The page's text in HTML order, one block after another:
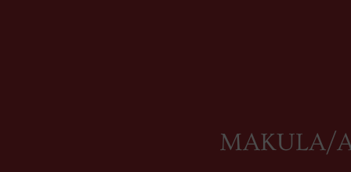
MAKULA/